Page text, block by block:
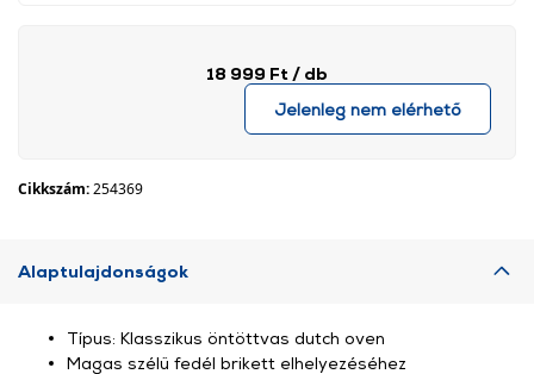
18 999 Ft / db
Jelenleg nem elérhető
Cikkszám:254369
Alaptulajdonságok
Típus: Klasszikus öntöttvas dutch oven
Magas szélű fedél brikett elhelyezéséhez